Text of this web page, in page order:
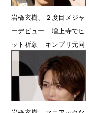
岩橋玄樹、２度目メジャ
ーデビュー 増上寺でヒ
ット祈願 キンプリ元同
僚への思いも「親友でラ
イバル」
2月10日 14時46分